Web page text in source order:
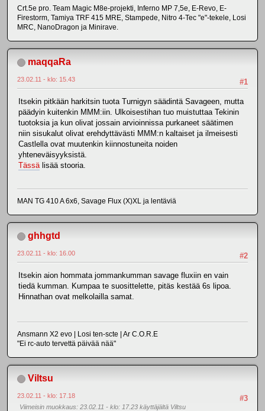
Crt.5e pro. Team Magic M8e-projekti, Inferno MP 7,5e, E-Revo, E-
Firestorm, Tamiya TRF 415 MRE, Stampede, Nitro 4-Tec "e"-tekele, Losi
MRC, NanoDragon ja Minirave.
maqqaRa
#1
23.02.11 - klo: 15.43
Itsekin pitkään harkitsin tuota Turnigyn säädintä Savageen, mutta
päädyin kuitenkin MMM:iin. Ulkoisestihan tuo muistuttaa Tekinin
tuotoksia ja kun olivat jossain arvioinnissa purkaneet säätimen
niin sisukalut olivat erehdyttävästi MMM:n kaltaiset ja ilmeisesti
Castlella ovat muutenkin kiinnostuneita noiden
yhteneväisyyksistä.
Tässälisää stooria.
MAN TG 410 A 6x6, Savage Flux (X)XL ja lentäviä
ghhgtd
#2
23.02.11 - klo: 16.00
Itsekin aion hommata jommankumman savage fluxiin en vain
tiedä kumman. Kumpaa te suosittelette, pitäs kestää 6s lipoa.
Hinnathan ovat melkolailla samat.
Ansmann X2 evo | Losi ten-scte | Ar C.O.R.E
"Ei rc-auto tervettä päivää nää"
Viltsu
#3
23.02.11 - klo: 17.18
Viimeisin muokkaus: 23.02.11 - klo: 17.23 käyttäjältä Viltsu